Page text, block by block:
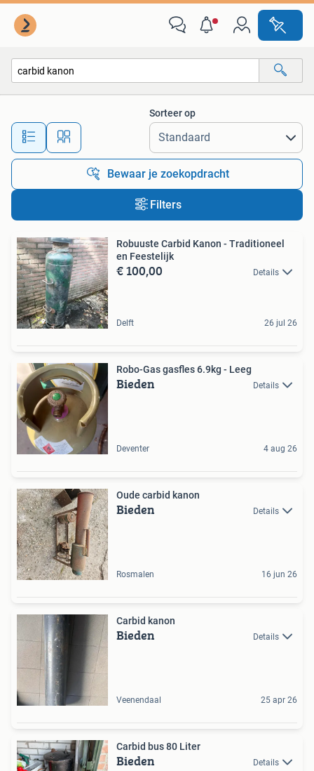
Alle afstanden…
Sorteer op
Bewaar je zoekopdracht
Filters
Robuuste Carbid Kanon - Traditioneel
en Feestelijk
€ 100,00 Details
Delft 26 jul 26
Robo-Gas gasfles 6.9kg - Leeg
Bieden Details
Deventer 4 aug 26
Oude carbid kanon
Bieden Details
Rosmalen 16 jun 26
Carbid kanon
Bieden Details
Veenendaal 25 apr 26
Carbid bus 80 Liter
Bieden Details